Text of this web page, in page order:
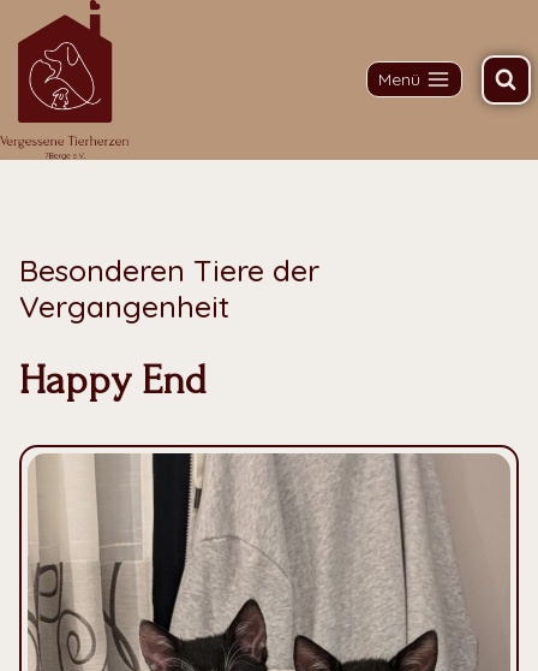
Menü
Besonderen Tiere der
Vergangenheit
Happy End